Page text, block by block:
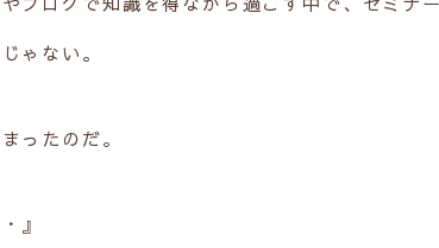
ゃない。
ったのだ。
』